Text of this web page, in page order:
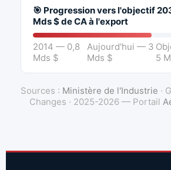
🎯 Progression vers l'objectif
Mds $ de CA à l'export
2014 — 0,8
Mds $
Aujourd'hui — 3
Mds $
5
Sources : Ministère de l'Industrie ·
Changes · 2025-2026 — Portail